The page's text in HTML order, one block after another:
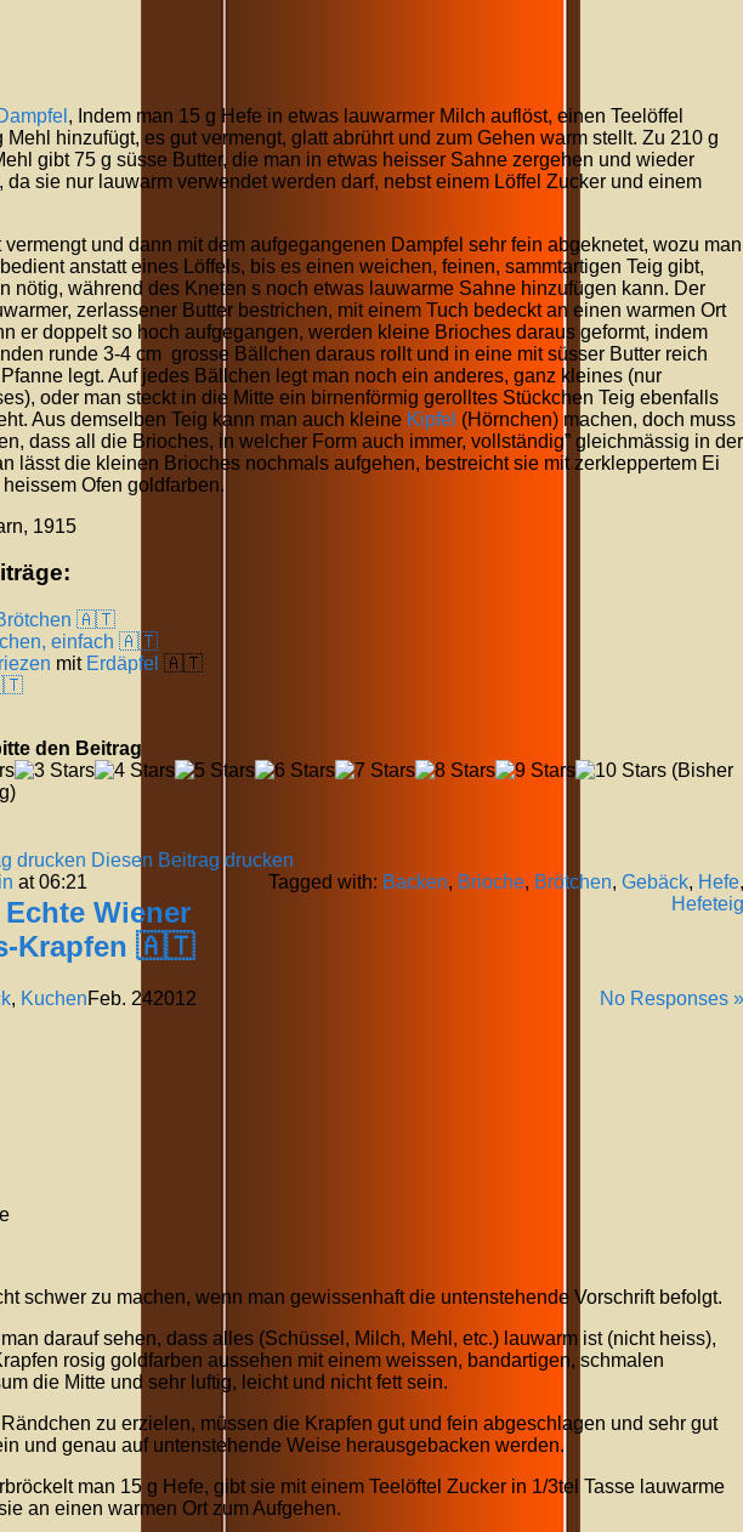
, Indem man 15 g Hefe in etwas lauwarmer Milch auflöst, einen Teelöffel
Mehl hinzufügt, es gut vermengt, glatt abrührt und zum Gehen warm stellt. Zu 210 g
gibt 75 g süsse Butter, die man in etwas heisser Sahne zergehen und wieder
da sie nur lauwarm verwendet werden darf, nebst einem Löffel Zucker und einem
und dann mit dem aufgegangenen Dampfel sehr fein abgeknetet, wozu man
anstatt eines Löffels, bis es einen weichen, feinen, sammtartigen Teig gibt,
nötig, während des Kneten s noch etwas lauwarme Sahne hinzufügen kann. Der
zerlassener Butter bestrichen, mit einem Tuch bedeckt an einen warmen Ort
er doppelt so hoch aufgegangen, werden kleine Brioches daraus geformt, indem
runde 3-4 cm grosse Bällchen daraus rollt und in eine mit süsser Butter reich
legt. Auf jedes Bällchen legt man noch ein anderes, ganz kleines (nur
oder man steckt in die Mitte ein birnenförmig gerolltes Stückchen Teig ebenfalls
Aus demselben Teig kann man auch kleine Kipfel (Hörnchen) machen, doch muss
dass all die Brioches, in welcher Form auch immer, vollständig” gleichmässig in der
lässt die kleinen Brioches nochmals aufgehen, bestreicht sie mit zerkleppertem Ei
Ofen goldfarben.
1915
🇦🇹
einfach 🇦🇹
mit Erdäpfel 🇦🇹
den Beitrag
(Bisher
Diesen Beitrag drucken
at 06:21 Tagged with: Backen, Brioche, Brötchen, Gebäck, Hefe,
Hefeteig
Wiener
Krapfen 🇦🇹
, Kuchen No Responses »
Feb. 242012
schwer zu machen, wenn man gewissenhaft die untenstehende Vorschrift befolgt.
darauf sehen, dass alles (Schüssel, Milch, Mehl, etc.) lauwarm ist (nicht heiss),
rosig goldfarben aussehen mit einem weissen, bandartigen, schmalen
die Mitte und sehr luftig, leicht und nicht fett sein.
zu erzielen, müssen die Krapfen gut und fein abgeschlagen und sehr gut
und genau auf untenstehende Weise herausgebacken werden.
man 15 g Hefe, gibt sie mit einem Teelöftel Zucker in 1/3tel Tasse lauwarme
an einen warmen Ort zum Aufgehen.